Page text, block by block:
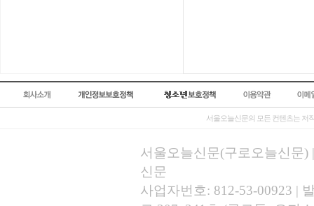
서울오늘신문의 모든 컨텐츠는 저
서울오늘신문(구로오늘신문)
신문
사업자번호: 812-53-00923 |